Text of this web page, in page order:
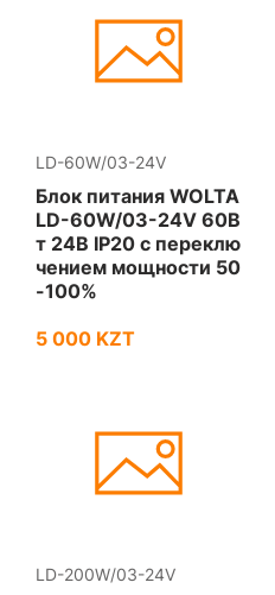
LD-60W/03-24V
Блок питания WOLTA
LD-60W/03-24V 60В
т 24В IP20 с переклю
чением мощности 50
-100%
5 000 KZT
LD-200W/03-24V